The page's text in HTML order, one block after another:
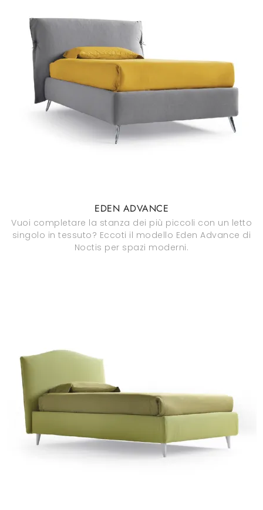
EDEN ADVANCE
Vuoi completare la stanza dei più piccoli con un letto
singolo in tessuto? Eccoti il modello Eden Advance di
Noctis per spazi moderni.